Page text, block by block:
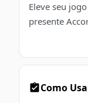
Eleve seu
presente
Como